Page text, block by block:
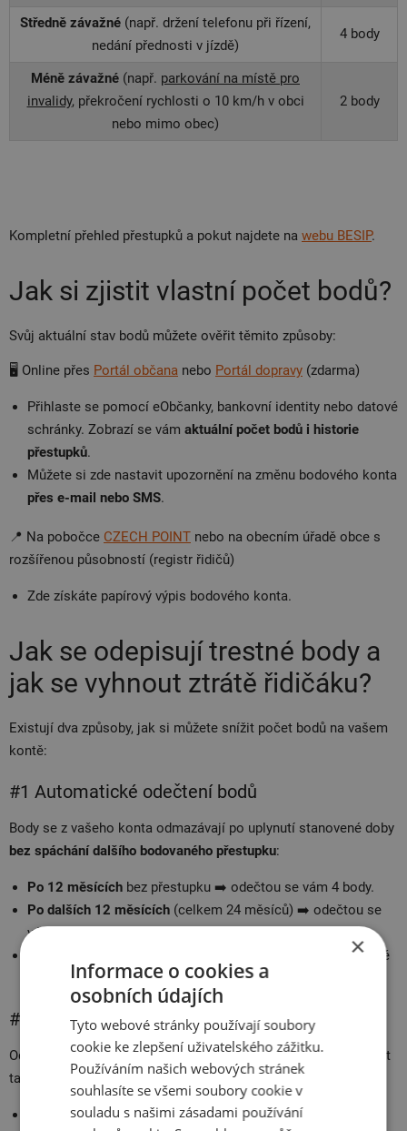
Středně závažné (např. držení telefonu při řízení,
nedání přednosti v jízdě)
4 body
Méně závažné (např. parkování na místě pro
invalidy, překročení rychlosti o 10 km/h v obci
nebo mimo obec)
2 body
Kompletní přehled přestupků a pokut najdete na webu BESIP.
Jak si zjistit vlastní počet bodů?
Svůj aktuální stav bodů můžete ověřit těmito způsoby:
🖥️ Online přes Portál občana nebo Portál dopravy (zdarma)
Přihlaste se pomocí eObčanky, bankovní identity nebo datové
schránky. Zobrazí se vám aktuální počet bodů i historie
přestupků.
Můžete si zde nastavit upozornění na změnu bodového konta
přes e-mail nebo SMS.
📍 Na pobočce CZECH POINT nebo na obecním úřadě obce s
rozšířenou působností (registr řidičů)
Zde získáte papírový výpis bodového konta.
Jak se odepisují trestné body a
jak se vyhnout ztrátě řidičáku?
Existují dva způsoby, jak si můžete snížit počet bodů na vašem
kontě:
#1 Automatické odečtení bodů
Body se z vašeho konta odmazávají po uplynutí stanovené doby
bez spáchání dalšího bodovaného přestupku:
Po 12 měsících bez přestupku ➡️ odečtou se vám 4 body.
Po dalších 12 měsících (celkem 24 měsíců) ➡️ odečtou se
vám další 4 body.
(celkem 36 měsíců) ➡️ vaše bodové
konto se vynuluje.
#2 Školení bezpečné jízdy
Od 1. ledna 2024 lze absolvovat školení bezpečné jízdy a získat
tak
odečtení 4 bodů. Musíte však splnit tyto podmínky:
Váš aktuální stav konta musí býtmaximálně 10 bodů
×
Informace o cookies a
osobních údajích
Tyto webové stránky používají soubory
cookie ke zlepšení uživatelského zážitku.
Používáním našich webových stránek
souhlasíte se všemi soubory cookie v
souladu s našimi zásadami používání